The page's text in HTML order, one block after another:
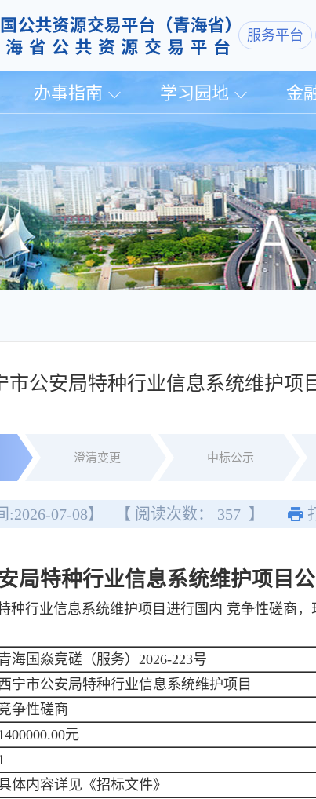
服务平台
办事指南 学习园地 金
市公安局特种行业信息系统维护项
澄清变更 中标公示
:2026-07-08】 【 阅读次数： 357 】
局特种行业信息系统维护项目
种行业信息系统维护项目进行国内 竞争性磋商
海国焱竞磋（服务）2026-223号
西宁市公安局特种行业信息系统维护项目
争性磋商
元
体内容详见《招标文件》